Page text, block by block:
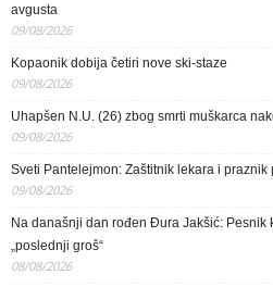
avgusta
09/08/2026
Kopaonik dobija četiri nove ski-staze
09/08/2026
Uhapšen N.U. (26) zbog smrti muškarca
09/08/2026
Sveti Pantelejmon: Zaštitnik lekara i praznik
09/08/2026
Na današnji dan rođen Đura Jakšić: Pesnik
„poslednji groš“
08/08/2026